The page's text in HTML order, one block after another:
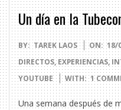
Un día en la
2017-
02-
18
BY: TAREK LAOS ON: 18/
DIRECTOS,EXPERIENCIAS,
YOUTUBE
WITH: 1
Una semana después de